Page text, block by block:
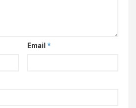
Email *